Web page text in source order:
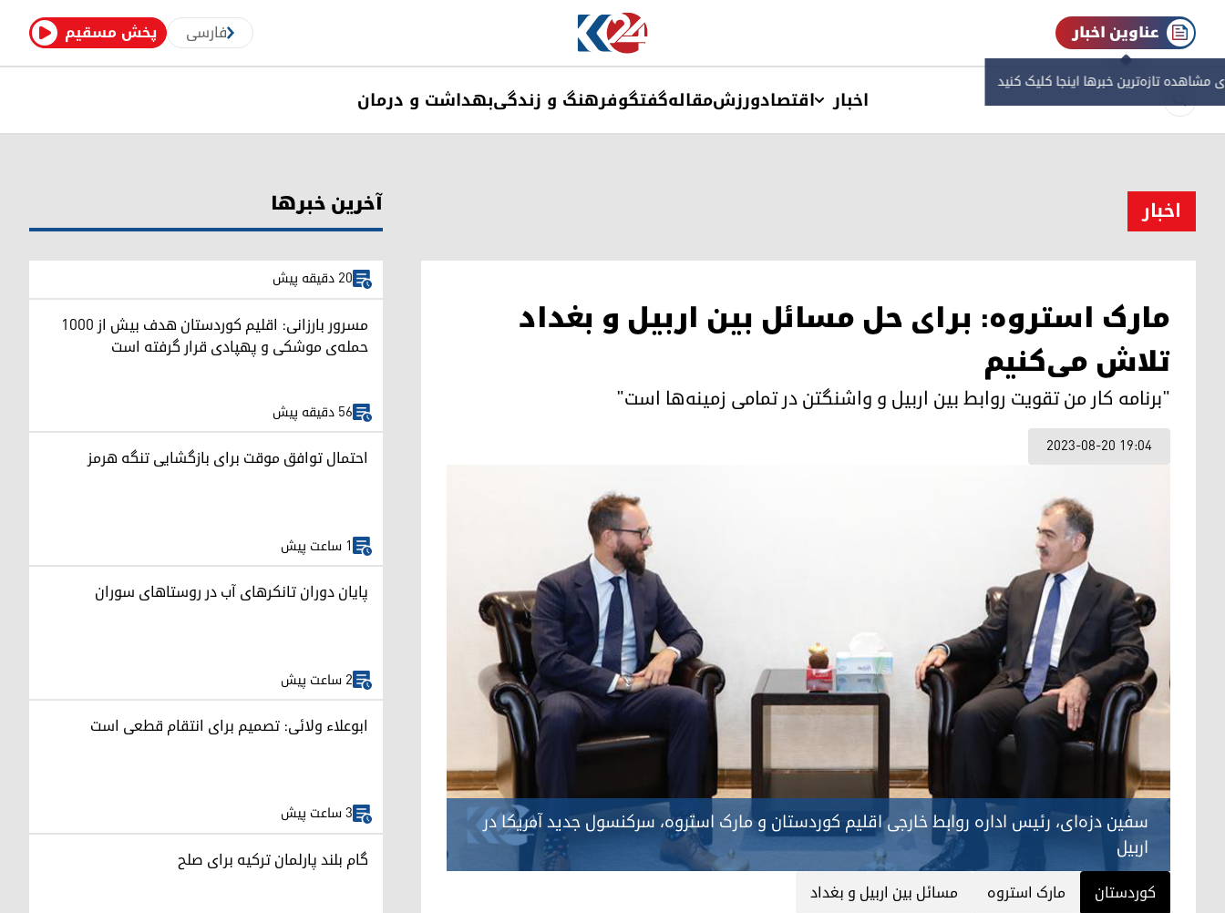
پخش مسقیم فارسی عناوین اخبار
مشاهده‌ تازه‌ترین خبرها اینجا کلیک کنید
اخبار اقتصادورزشمقالهگفتگوفرهنگ و زندگیبهداشت و درمان
اخبار
مارک استروه: برای حل مسائل بین اربیل و بغداد
تلاش می‌کنیم
"برنامه کار من تقویت روابط بین اربیل و واشنگتن در تمامی زمینه‌ها است"
2023-08-20 19:04
سفین دزه‌ای، رئیس اداره روابط خارجی اقلیم کوردستان و مارک استروه، سرکنسول جدید آمریکا در
اربیل
کوردستان مارک استروه مسائل بین اربیل و بغداد
آخرین خبرها
20 دقیقه پیش
مسرور بارزانی: اقلیم کوردستان هدف بیش از ۱۰۰۰
حمله‌ی موشکی و پهپادی قرار گرفته است
56 دقیقه پیش
احتمال توافق موقت برای بازگشایی تنگه هرمز
1 ساعت پیش
پایان دوران تانکرهای آب در روستاهای سوران
2 ساعت پیش
ابوعلاء ولائی: تصمیم برای انتقام قطعی است
3 ساعت پیش
گام بلند پارلمان ترکیه برای صلح